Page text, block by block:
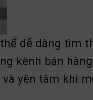
dễ dàng tìm
kênh bán
yên tâm khi